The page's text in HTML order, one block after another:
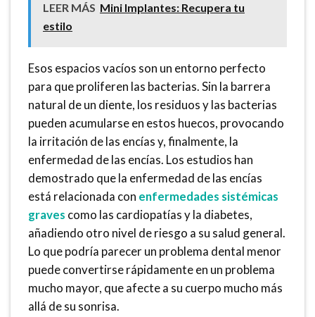
LEER MÁS Mini Implantes: Recupera tu
estilo
Esos espacios vacíos son un entorno perfecto
para que proliferen las bacterias. Sin la barrera
natural de un diente, los residuos y las bacterias
pueden acumularse en estos huecos, provocando
la irritación de las encías y, finalmente, la
enfermedad de las encías. Los estudios han
demostrado que la enfermedad de las encías
está relacionada con enfermedades sistémicas
graves como las cardiopatías y la diabetes,
añadiendo otro nivel de riesgo a su salud general.
Lo que podría parecer un problema dental menor
puede convertirse rápidamente en un problema
mucho mayor, que afecte a su cuerpo mucho más
allá de su sonrisa.